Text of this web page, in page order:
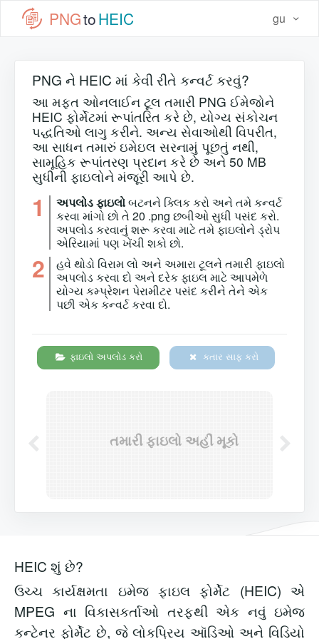
PNGtoHEIC gu
PNG ને HEIC માં કેવી રીતે કન્વર્ટ કરવું?
આ મફત ઓનલાઈન ટૂલ તમારી PNG ઈમેજોને
HEIC ફોર્મેટમાં રૂપાંતરિત કરે છે, યોગ્ય સંકોચન
પદ્ધતિઓ લાગુ કરીને. અન્ય સેવાઓથી વિપરીત,
આ સાધન તમારું ઇમેઇલ સરનામું પૂછતું નથી,
સામૂહિક રૂપાંતરણ પ્રદાન કરે છે અને 50 MB
સુધીની ફાઇલોને મંજૂરી આપે છે.
1 અપલોડ ફાઇલોબટનને ક્લિક કરો અને તમે કન્વર્ટ
કરવા માંગો છો તે 20 .png છબીઓ સુધી પસંદ કરો.
અપલોડ કરવાનું શરૂ કરવા માટે તમે ફાઇલોને ડ્રોપ
એરિયામાં પણ ખેંચી શકો છો.
2
હવે થોડો વિરામ લો અને અમારા ટૂલને તમારી ફાઇલો
અપલોડ કરવા દો અને દરેક ફાઇલ માટે આપમેળે
યોગ્ય કમ્પ્રેશન પેરામીટર પસંદ કરીને તેને એક
પછી એક કન્વર્ટ કરવા દો.
ફાઇલો અપલોડ કરો કતાર સાફ કરો
તમારી ફાઇલો અહીં મૂકો
HEIC શું છે?
ઉચ્ચ કાર્યક્ષમતા ઇમેજ ફાઇલ ફોર્મેટ (HEIC) એ
MPEG ના વિકાસકર્તાઓ તરફથી એક નવું ઇમેજ
કન્ટેનર ફોર્મેટ છે, જે લોકપ્રિય ઑડિઓ અને વિડિયો